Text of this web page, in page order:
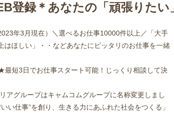
登録＊あなたの「頑張りた
年3月現在）＼選べるお仕事10000件以上／「大手
はほしい」・・などあなたにピッタリのお仕事を一緒
短3日でお仕事スタート可能！じっくり相談して決
アグループはキャムコムグループに名称変更しまし
い仕事”を創り、生きる力にあふれた社会をつくる」